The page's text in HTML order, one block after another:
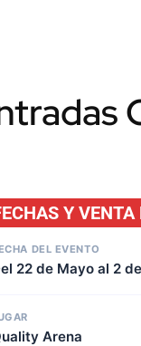
Y
DEL EVENTO
22 de Mayo al 2
Arena